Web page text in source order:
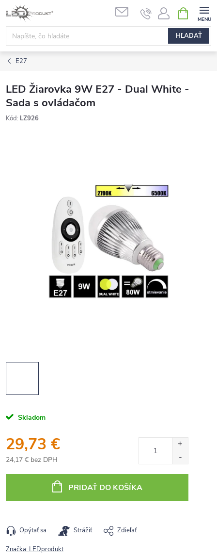
Prejsť
na
obsah
HĽADAŤ
KOŠÍK
E27
LED Žiarovka 9W E27 - Dual White -
Sada s ovládačom
Kód: LZ926
Skladom
29,73 €
24,17 € bez DPH
cena:
PRIDAŤ DO KOŠÍKA
Opýtať sa Strážiť Zdieľať
Značka: LEDprodukt